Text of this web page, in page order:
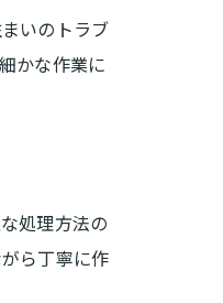
いのトラブ
かな作業に
処理方法の
ら丁寧に作